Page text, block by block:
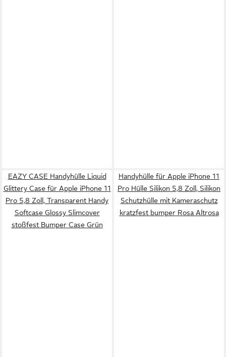
EAZY CASE Handyhülle Liquid
Glittery Case für Apple iPhone 11
Pro 5,8 Zoll, Transparent Handy
Softcase Glossy Slimcover
stoßfest Bumper Case Grün
Handyhülle für Apple iPhone 11
Pro Hülle Silikon 5,8 Zoll, Silikon
Schutzhülle mit Kameraschutz
kratzfest bumper Rosa Altrosa